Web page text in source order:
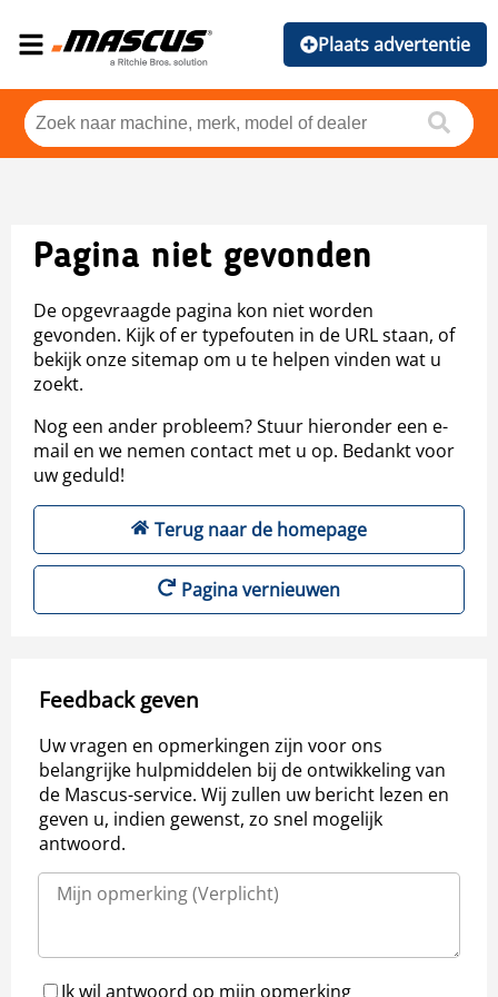
Plaats advertentie
Pagina niet gevonden
De opgevraagde pagina kon niet worden
gevonden. Kijk of er typefouten in de URL staan, of
bekijk onze sitemap om u te helpen vinden wat u
zoekt.
Nog een ander probleem? Stuur hieronder een e-
mail en we nemen contact met u op. Bedankt voor
uw geduld!
Terug naar de homepage
Pagina vernieuwen
Feedback geven
Uw vragen en opmerkingen zijn voor ons
belangrijke hulpmiddelen bij de ontwikkeling van
de Mascus-service. Wij zullen uw bericht lezen en
geven u, indien gewenst, zo snel mogelijk
antwoord.
Ik wil antwoord op mijn opmerking